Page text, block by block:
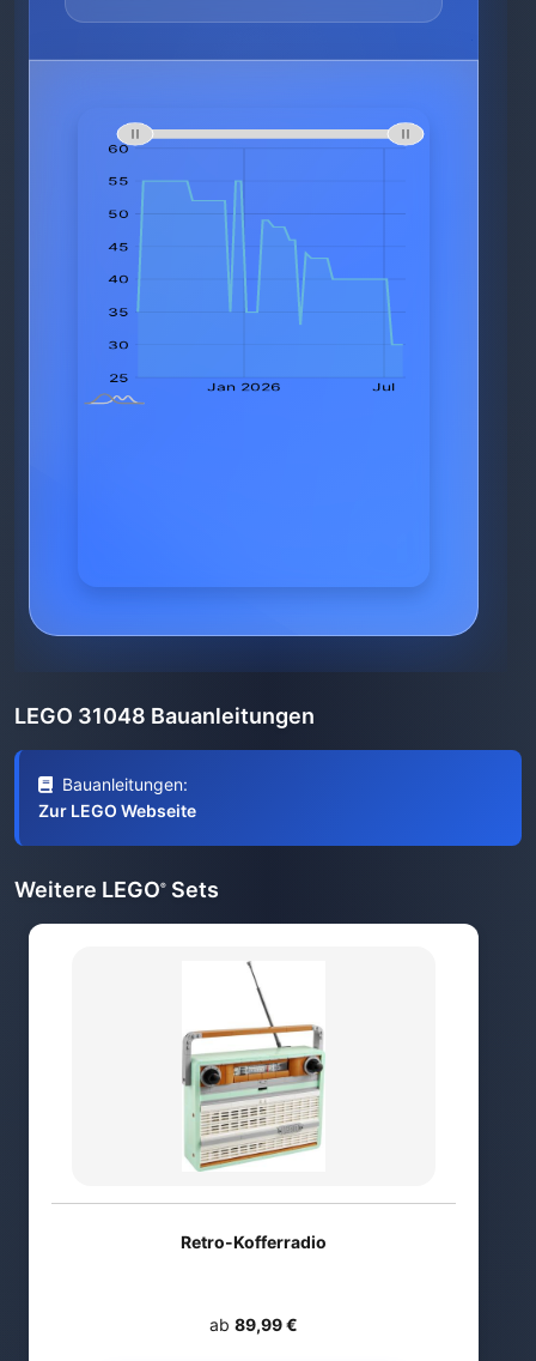
LEGO 31048 Bauanleitungen
Bauanleitungen:
Zur LEGO Webseite
Weitere LEGO® Sets
Retro-Kofferradio
ab 89,99 €